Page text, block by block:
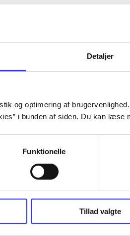
Detaljer
og optimering af
i bunden af siden. Du kan læse
Funktionelle
Tillad valgte